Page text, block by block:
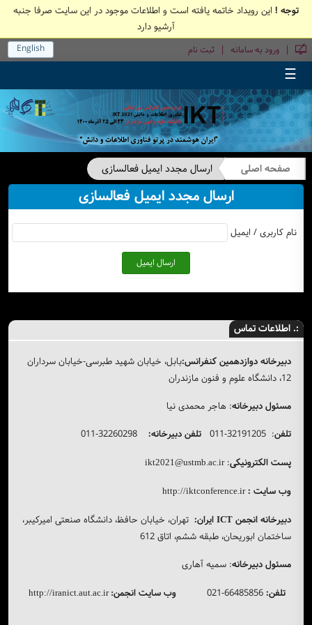
توجه ! این رویداد خاتمه یافته است و اطلاعات موجود در این سایت صرفا جنبه
آرشیو دارد
| ورود به سامانه | ثبت نام English
☰
صفحه اصلی ارسال مجدد ایمیل فعالسازی
ارسال مجدد ایمیل فعالسازی
نام کاربری / ایمیل
ارسال ایمیل
:. اطلاعات تماس
دبیرخانه دوازدهمین کنفرانس:بابل، خیابان شهید طبرسی-خیابان سرداران
12، دانشگاه علوم و فنون مازندران
مسئول دبیرخانه: هاجر محمدی نیا
تلفن: 32191205-011 تلفن دبیرخانه: 32260298-011
پست الکترونیکی:
ikt2021@ustmb.ac.ir
وب سایت :http://iktconference.ir
دبیرخانه انجمن ICT ایران: تهران، خیابان حافظ، دانشگاه صنعتی امیرکیبر،
ساختمان ابوریحان، طبقه ششم، اتاق 612
مسئول دبیرخانه: سمیه آهاری
تلفن:
وب سایت انجمن:
http://iranict.aut.ac.ir